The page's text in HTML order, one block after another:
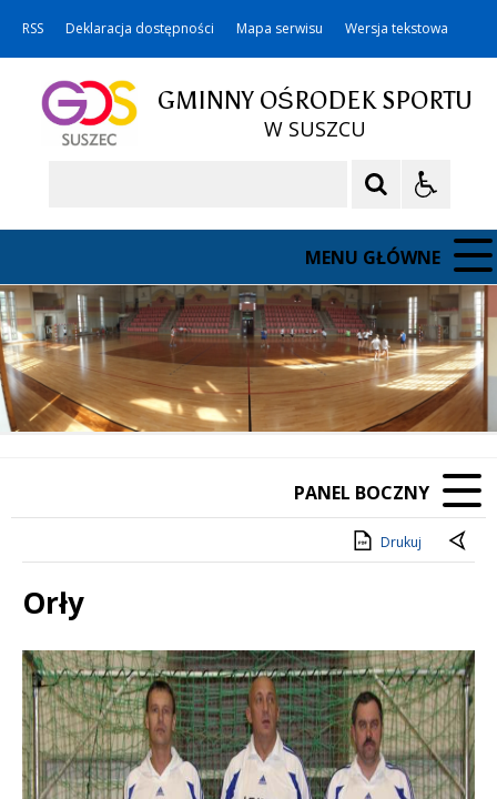
RSS Deklaracja dostępności Mapa serwisu Wersja tekstowa
GMINNY OŚRODEK SPORTU
W SUSZCU
MENU GŁÓWNE
PANEL BOCZNY
Drukuj
Orły
Treść